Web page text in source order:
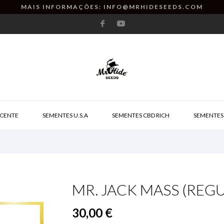
MAIS INFORMAÇÕES: INFO@MRHIDESEEDS.COM
SEMENTES U.S.A SEMENTES CBD RICH
MR. JACK MASS
30,00 €